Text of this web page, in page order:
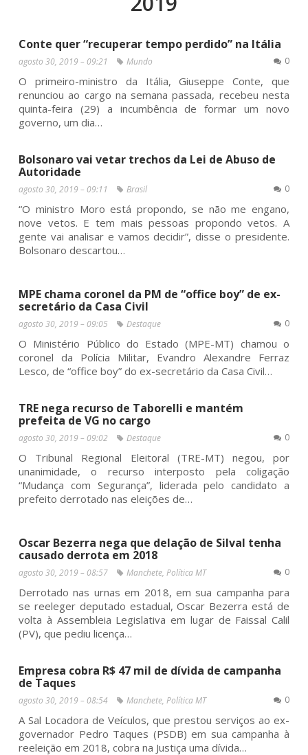
Conte quer “recuperar tempo perdido” na Itália
agosto 30, 2019 – 09:21 Mundo 0
O primeiro-ministro da Itália, Giuseppe Conte, que
renunciou ao cargo na semana passada, recebeu nesta
quinta-feira (29) a incumbência de formar um novo
governo, um dia…
Bolsonaro vai vetar trechos da Lei de Abuso de
Autoridade
agosto 30, 2019 – 09:11 Brasil 0
“O ministro Moro está propondo, se não me engano,
nove vetos. E tem mais pessoas propondo vetos. A
gente vai analisar e vamos decidir”, disse o presidente.
Bolsonaro descartou…
MPE chama coronel da PM de “office boy” de ex-
secretário da Casa Civil
agosto 30, 2019 – 09:05 Destaque 0
O Ministério Público do Estado (MPE-MT) chamou o
coronel da Polícia Militar, Evandro Alexandre Ferraz
Lesco, de “office boy” do ex-secretário da Casa Civil…
TRE nega recurso de Taborelli e mantém
prefeita de VG no cargo
agosto 30, 2019 – 09:02 Destaque 0
O Tribunal Regional Eleitoral (TRE-MT) negou, por
unanimidade, o recurso interposto pela coligação
“Mudança com Segurança”, liderada pelo candidato a
prefeito derrotado nas eleições de…
Oscar Bezerra nega que delação de Silval tenha
causado derrota em 2018
agosto 30, 2019 – 08:57 Manchete, Política MT 0
Derrotado nas urnas em 2018, em sua campanha para
se reeleger deputado estadual, Oscar Bezerra está de
volta à Assembleia Legislativa em lugar de Faissal Calil
(PV), que pediu licença…
Empresa cobra R$ 47 mil de dívida de campanha
de Taques
agosto 30, 2019 – 08:54 Manchete, Política MT 0
A Sal Locadora de Veículos, que prestou serviços ao ex-
governador Pedro Taques (PSDB) em sua campanha à
reeleição em 2018, cobra na Justiça uma dívida…